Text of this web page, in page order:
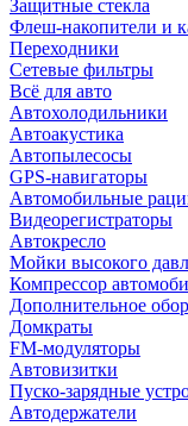
Защитные стекла
Флеш-накопители и
Переходники
Сетевые фильтры
Всё для авто
Автохолодильники
Автоакустика
Автопылесосы
GPS-навигаторы
Автомобильные
Видеорегистраторы
Автокресло
Мойки высокого
Компрессор
Дополнительное
Домкраты
FM-модуляторы
Автовизитки
Пуско-зарядные
Автодержатели